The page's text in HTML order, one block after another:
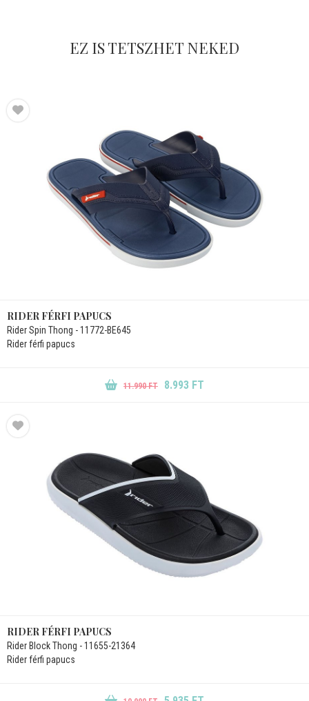
EZ IS TETSZHET NEKED
RIDER FÉRFI PAPUCS
Rider Spin Thong - 11772-BE645
Rider férfi papucs
11.990 FT 8.993 FT
RIDER FÉRFI PAPUCS
Rider Block Thong - 11655-21364
Rider férfi papucs